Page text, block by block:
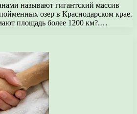
называют гигантский массив
озер в Краснодарском крае.
площадь более 1200 км?.…